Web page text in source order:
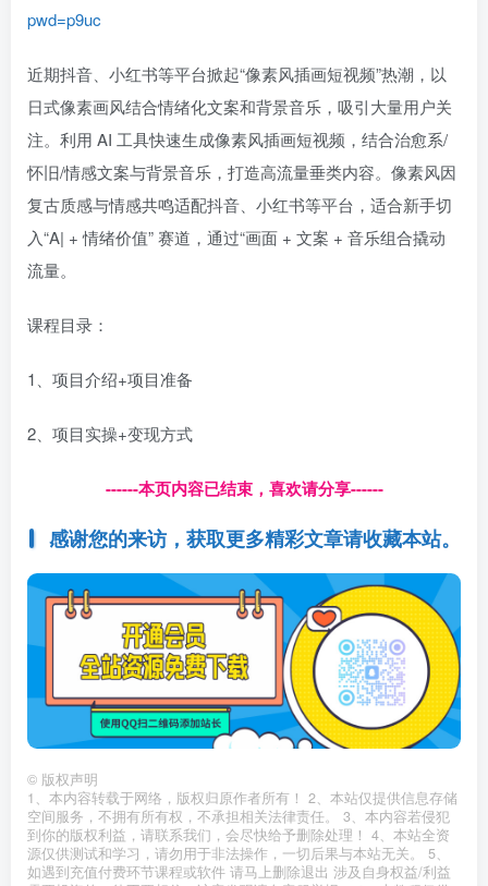
pwd=p9uc
近期抖音、小红书等平台掀起“像素风插画短视频”热潮，以
日式像素画风结合情绪化文案和背景音乐，吸引大量用户关
注。利用 AI 工具快速生成像素风插画短视频，结合治愈系/
怀旧/情感文案与背景音乐，打造高流量垂类内容。像素风因
复古质感与情感共鸣适配抖音、小红书等平台，适合新手切
入“A| + 情绪价值” 赛道，通过“画面 + 文案 + 音乐组合撬动
流量。
课程目录：
1、项目介绍+项目准备
2、项目实操+变现方式
------本页内容已结束，喜欢请分享------
感谢您的来访，获取更多精彩文章请收藏本站。
© 版权声明
1、本内容转载于网络，版权归原作者所有！ 2、本站仅提供信息存储
空间服务，不拥有所有权，不承担相关法律责任。 3、本内容若侵犯
到你的版权利益，请联系我们，会尽快给予删除处理！ 4、本站全资
源仅供测试和学习，请勿用于非法操作，一切后果与本站无关。 5、
如遇到充值付费环节课程或软件 请马上删除退出 涉及自身权益/利益